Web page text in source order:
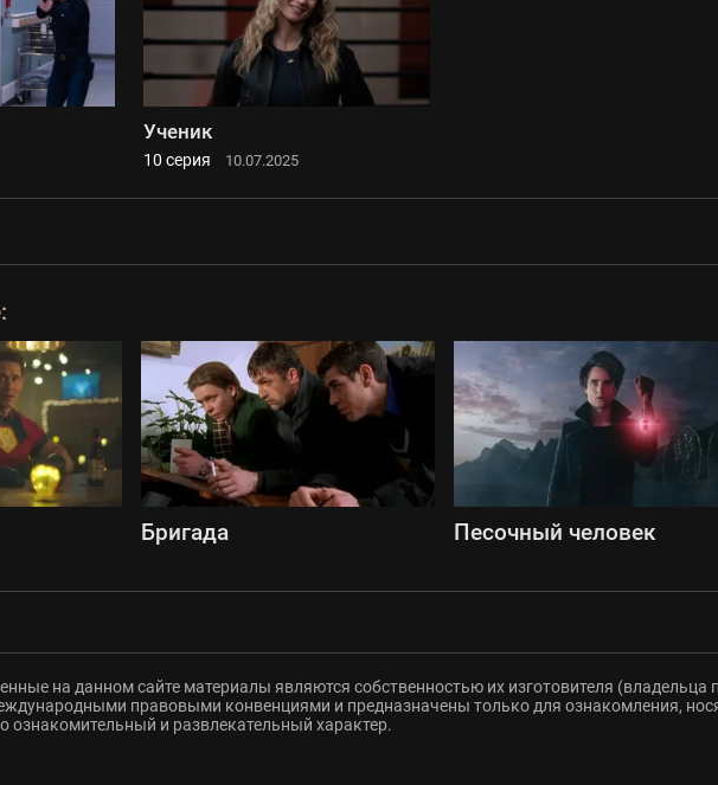
Ученик
10 серия 10.07.2025
Бригада Песочный человек
на данном сайте материалы являются собственностью их изготовителя (владельца
правовыми конвенциями и предназначены только для ознакомления,
ознакомительный и развлекательный характер.